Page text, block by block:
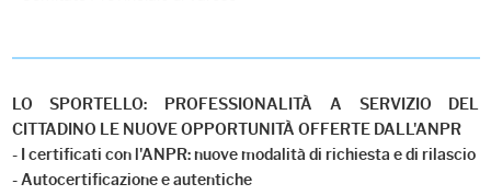
LO SPORTELLO: PROFESSIONALITÀ A SERVIZIO DEL
CITTADINO LE NUOVE OPPORTUNITÀ OFFERTE DALL'ANPR
- I certificati con l'ANPR: nuove modalità di richiesta e di rilascio
- Autocertificazione e autentiche